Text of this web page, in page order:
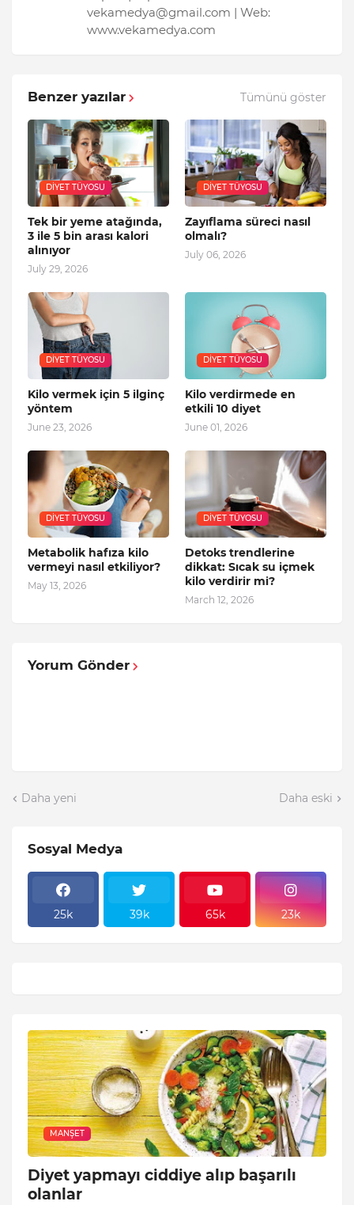
vekamedya@gmail.com | Web:
www.vekamedya.com
Benzer yazılar Tümünü göster
DIYET TÜYOSU
Tek bir yeme atağında,
3 ile 5 bin arası kalori
alınıyor
July 29, 2026
DIYET TÜYOSU
Zayıflama süreci nasıl
olmalı?
July 06, 2026
DIYET TÜYOSU
Kilo vermek için 5 ilginç
yöntem
June 23, 2026
DIYET TÜYOSU
Kilo verdirmede en
etkili 10 diyet
June 01, 2026
DIYET TÜYOSU
Metabolik hafıza kilo
vermeyi nasıl etkiliyor?
May 13, 2026
DIYET TÜYOSU
Detoks trendlerine
dikkat: Sıcak su içmek
kilo verdirir mi?
March 12, 2026
Yorum Gönder
Daha yeni Daha eski
Sosyal Medya
25k 39k 65k 23k
MANŞET
Diyet yapmayı ciddiye alıp başarılı
olanlar